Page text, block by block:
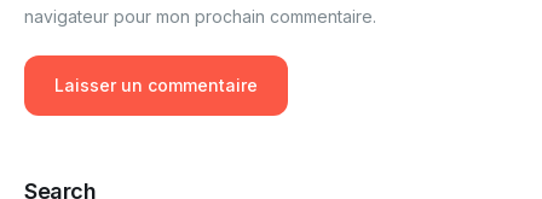
navigateur pour mon prochain commentaire.
Search